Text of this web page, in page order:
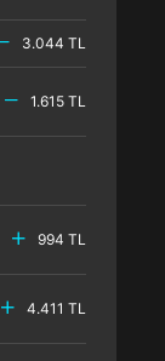
3.044 TL
1.615 TL
994 TL
4.411 TL